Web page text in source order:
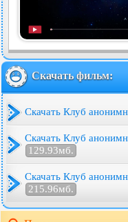
Скачать фильм:
Скачать Клуб
Скачать Клуб
129.93мб.
Скачать Клуб
215.96мб.